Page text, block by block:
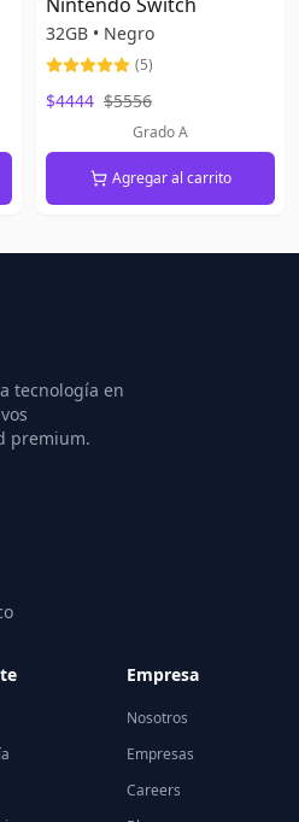
32GB • Negro
(5)
$4444 $5556
Grado A
Agregar al carrito
tecnología en
premium.
Empresa
Nosotros
Empresas
Careers